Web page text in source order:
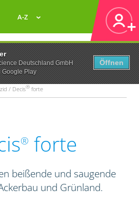
Deutschland GmbH
Google Play
Öffnen
A-Z
/ Decis® forte
® forte
beißende und saugende
und Grünland.